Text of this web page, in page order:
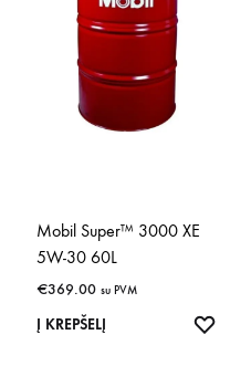
Mobil Super™ 3000 XE
5W-30 60L
€369.00 su PVM
Į KREPŠELĮ